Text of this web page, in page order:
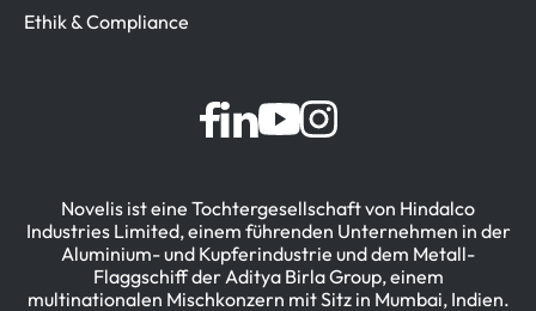
Ethik & Compliance
Novelis ist eine Tochtergesellschaft von Hindalco
Industries Limited, einem führenden Unternehmen in der
Aluminium- und Kupferindustrie und dem Metall-
Flaggschiff der Aditya Birla Group, einem
multinationalen Mischkonzern mit Sitz in Mumbai, Indien.